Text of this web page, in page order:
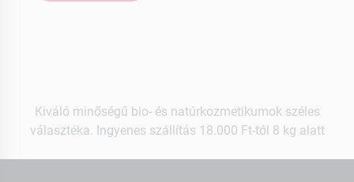
Kiváló minőségű bio- és natúrkozmetikumok széles
választéka. Ingyenes szállítás 18.000 Ft-tól 8 kg alatt